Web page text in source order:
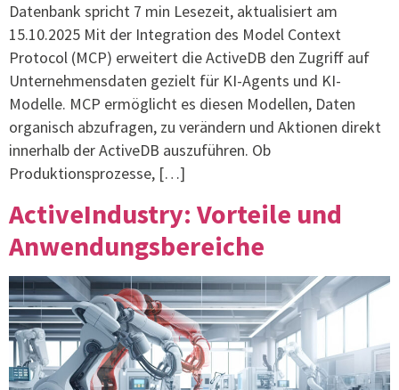
Datenbank spricht 7 min Lesezeit, aktualisiert am
15.10.2025 Mit der Integration des Model Context
Protocol (MCP) erweitert die ActiveDB den Zugriff auf
Unternehmensdaten gezielt für KI-Agents und KI-
Modelle. MCP ermöglicht es diesen Modellen, Daten
organisch abzufragen, zu verändern und Aktionen direkt
innerhalb der ActiveDB auszuführen. Ob
Produktionsprozesse, […]
ActiveIndustry: Vorteile und
Anwendungsbereiche